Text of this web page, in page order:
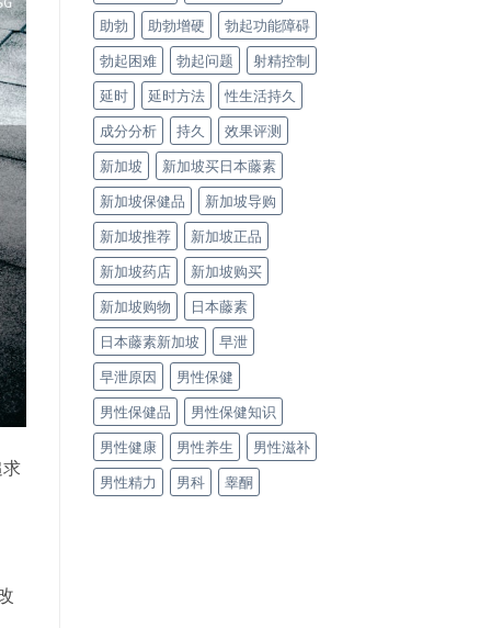
助勃
助勃增硬
勃起功能障碍
勃起困难
勃起问题
射精控制
延时
延时方法
性生活持久
成分分析
持久
效果评测
新加坡
新加坡买日本藤素
新加坡保健品
新加坡导购
新加坡推荐
新加坡正品
新加坡药店
新加坡购买
新加坡购物
日本藤素
日本藤素新加坡
早泄
早泄原因
男性保健
男性保健品
男性保健知识
男性健康
男性养生
男性滋补
男性精力
男科 睾酮